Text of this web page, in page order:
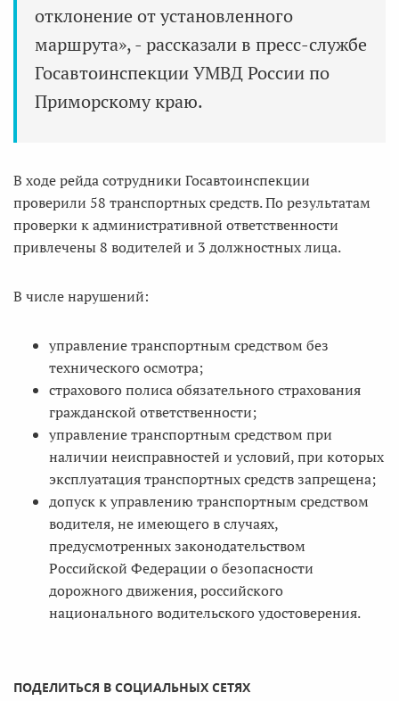
отклонение от установленного
маршрута», - рассказали в пресс-службе
Госавтоинспекции УМВД России по
Приморскому краю.
В ходе рейда сотрудники Госавтоинспекции
проверили 58 транспортных средств. По результатам
проверки к административной ответственности
привлечены 8 водителей и 3 должностных лица.
В числе нарушений:
управление транспортным средством без
технического осмотра;
страхового полиса обязательного страхования
гражданской ответственности;
управление транспортным средством при
наличии неисправностей и условий, при которых
эксплуатация транспортных средств запрещена;
допуск к управлению транспортным средством
водителя, не имеющего в случаях,
предусмотренных законодательством
Российской Федерации о безопасности
дорожного движения, российского
национального водительского удостоверения.
ПОДЕЛИТЬСЯ В СОЦИАЛЬНЫХ СЕТЯХ